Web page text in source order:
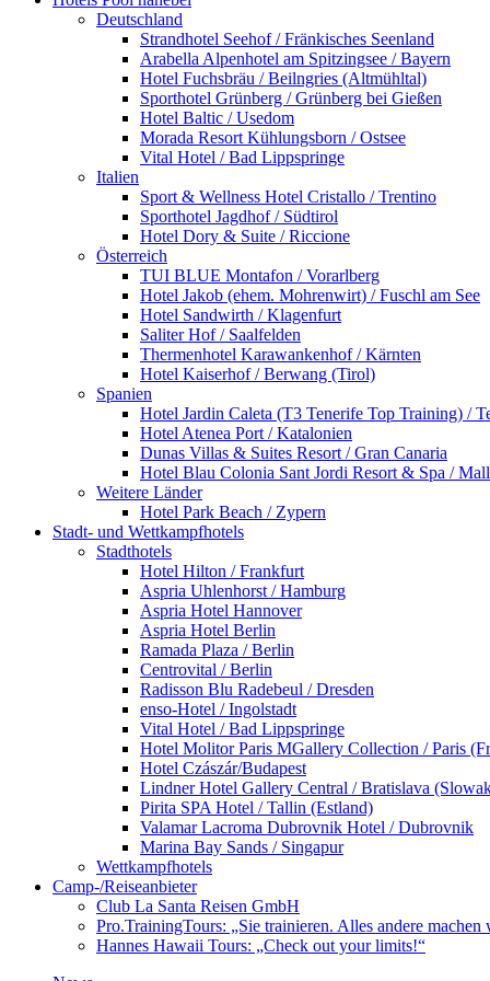
Deutschland
Strandhotel Seehof / Fränkisches Seenland
Arabella Alpenhotel am Spitzingsee / Bayern
Hotel Fuchsbräu / Beilngries (Altmühltal)
Sporthotel Grünberg / Grünberg bei Gießen
Hotel Baltic / Usedom
Morada Resort Kühlungsborn / Ostsee
Vital Hotel / Bad Lippspringe
Italien
Sport & Wellness Hotel Cristallo / Trentino
Sporthotel Jagdhof / Südtirol
Hotel Dory & Suite / Riccione
Österreich
TUI BLUE Montafon / Vorarlberg
Hotel Jakob (ehem. Mohrenwirt) / Fuschl am See
Hotel Sandwirth / Klagenfurt
Saliter Hof / Saalfelden
Thermenhotel Karawankenhof / Kärnten
Hotel Kaiserhof / Berwang (Tirol)
Spanien
Hotel Jardin Caleta (T3 Tenerife Top Training) /
Hotel Atenea Port / Katalonien
Dunas Villas & Suites Resort / Gran Canaria
Hotel Blau Colonia Sant Jordi Resort & Spa /
Weitere Länder
Hotel Park Beach / Zypern
Stadt- und Wettkampfhotels
Stadthotels
Hotel Hilton / Frankfurt
Aspria Uhlenhorst / Hamburg
Aspria Hotel Hannover
Aspria Hotel Berlin
Ramada Plaza / Berlin
Centrovital / Berlin
Radisson Blu Radebeul / Dresden
enso-Hotel / Ingolstadt
Vital Hotel / Bad Lippspringe
Hotel Molitor Paris MGallery Collection / Paris
Hotel Czászár/Budapest
Lindner Hotel Gallery Central / Bratislava
Pirita SPA Hotel / Tallin (Estland)
Valamar Lacroma Dubrovnik Hotel / Dubrovnik
Marina Bay Sands / Singapur
Wettkampfhotels
Camp-/Reiseanbieter
Club La Santa Reisen GmbH
Pro.TrainingTours: „Sie trainieren. Alles andere machen
Hannes Hawaii Tours: „Check out your limits!“